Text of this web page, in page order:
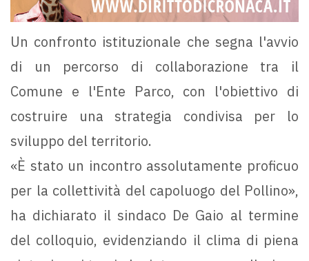
Un confronto istituzionale che segna l'avvio
di un percorso di collaborazione tra il
Comune e l'Ente Parco, con l'obiettivo di
costruire una strategia condivisa per lo
sviluppo del territorio.
«È stato un incontro assolutamente proficuo
per la collettività del capoluogo del Pollino»,
ha dichiarato il sindaco De Gaio al termine
del colloquio, evidenziando il clima di piena